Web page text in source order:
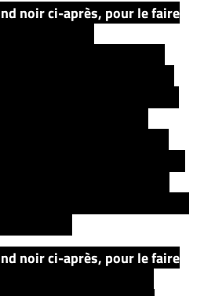
noir ci-après, pour le faire
se révèle
noir ci-après, pour le faire
secondaire raconte la vie